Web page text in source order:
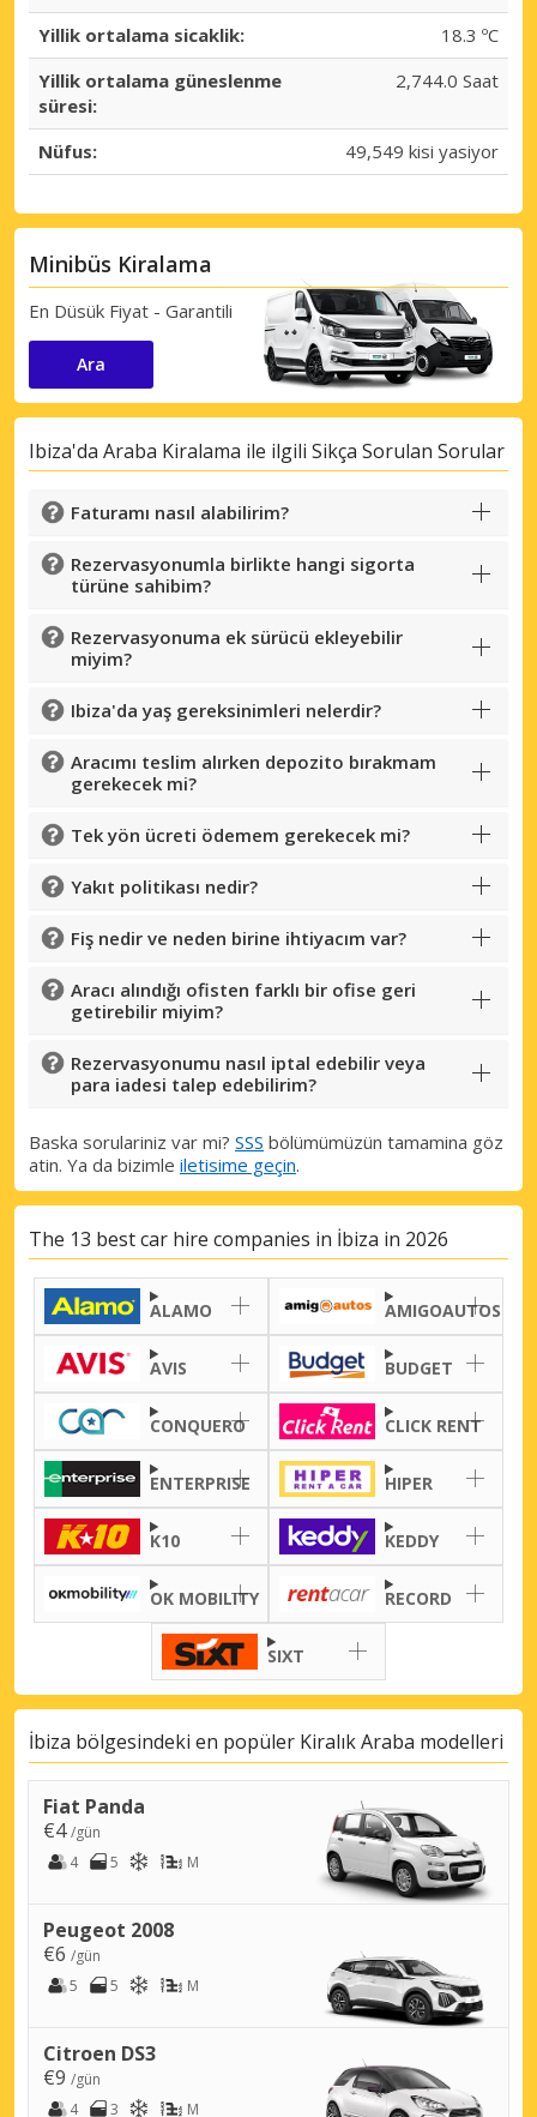
Yillik ortalama sicaklik:
18.3 ºC
Yillik ortalama güneslenme
süresi:
2,744.0 Saat
Nüfus: 49,549 kisi yasiyor
Minibüs Kiralama
En Düsük Fiyat - Garantili
Ara
Ibiza'da Araba Kiralama ile ilgili Sikça Sorulan Sorular
Faturamı nasıl alabilirim?
Rezervasyonumla birlikte hangi sigorta
türüne sahibim?
Rezervasyonuma ek sürücü ekleyebilir
miyim?
Ibiza'da yaş gereksinimleri nelerdir?
Aracımı teslim alırken depozito bırakmam
gerekecek mi?
Tek yön ücreti ödemem gerekecek mi?
Yakıt politikası nedir?
Fiş nedir ve neden birine ihtiyacım var?
Aracı alındığı ofisten farklı bir ofise geri
getirebilir miyim?
Rezervasyonumu nasıl iptal edebilir veya
para iadesi talep edebilirim?
Baska sorulariniz var mi? SSS bölümümüzün tamamina göz
atin. Ya da bizimle iletisime geçin.
The 13 best car hire companies in İbiza in 2026
ALAMO AMIGOAUTOS
AVIS BUDGET
CONQUERO CLICK RENT
ENTERPRISE HIPER
K10 KEDDY
OK MOBILITY RECORD
SIXT
İbiza bölgesindeki en popüler Kiralık Araba modelleri
Fiat Panda
€4/gün
4
5 M
Peugeot 2008
€6 /gün
5
5 M
Citroen DS3
€9 /gün
4
3 M
Özel iş ortağı tekliflerine erişim sağlayın
eLink ile giriş yap